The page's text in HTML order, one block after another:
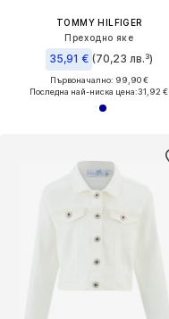
TOMMY HILFIGER
Преходно яке
35,91 € (70,23 лв.³)
Първоначално: 99,90 €
Последна най-ниска цена:31,92 €